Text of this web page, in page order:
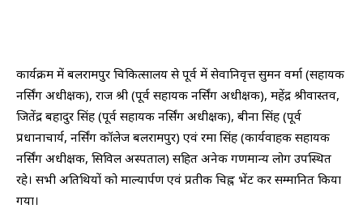
कार्यक्रम में बलरामपुर चिकित्सालय से पूर्व में सेवानिवृत्त सुमन वर्मा (सहायक
नर्सिंग अधीक्षक), राज श्री (पूर्व सहायक नर्सिंग अधीक्षक), महेंद्र श्रीवास्तव,
जितेंद्र बहादुर सिंह (पूर्व सहायक नर्सिंग अधीक्षक), बीना सिंह (पूर्व
प्रधानाचार्य, नर्सिंग कॉलेज बलरामपुर) एवं रमा सिंह (कार्यवाहक सहायक
नर्सिंग अधीक्षक, सिविल अस्पताल) सहित अनेक गणमान्य लोग उपस्थित
रहे। सभी अतिथियों को माल्यार्पण एवं प्रतीक चिह्न भेंट कर सम्मानित किया
गया।